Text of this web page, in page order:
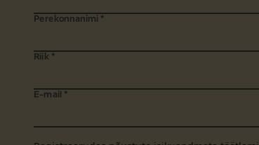
Perekonnanimi *
Riik *
E-mail *